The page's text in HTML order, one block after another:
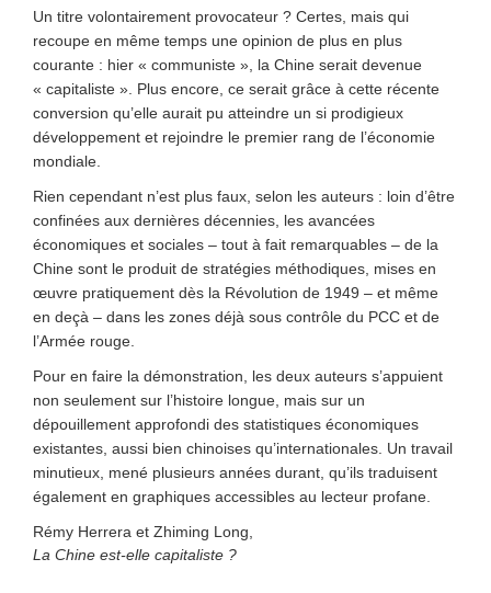
Un titre volontairement provocateur ? Certes, mais qui
recoupe en même temps une opinion de plus en plus
courante : hier « communiste », la Chine serait devenue
« capitaliste ». Plus encore, ce serait grâce à cette récente
conversion qu’elle aurait pu atteindre un si prodigieux
développement et rejoindre le premier rang de l’économie
mondiale.
Rien cependant n’est plus faux, selon les auteurs : loin d’être
confinées aux dernières décennies, les avancées
économiques et sociales – tout à fait remarquables – de la
Chine sont le produit de stratégies méthodiques, mises en
œuvre pratiquement dès la Révolution de 1949 – et même
en deçà – dans les zones déjà sous contrôle du PCC et de
l’Armée rouge.
Pour en faire la démonstration, les deux auteurs s’appuient
non seulement sur l’histoire longue, mais sur un
dépouillement approfondi des statistiques économiques
existantes, aussi bien chinoises qu’internationales. Un travail
minutieux, mené plusieurs années durant, qu’ils traduisent
également en graphiques accessibles au lecteur profane.
Rémy Herrera et Zhiming Long,
La Chine est-elle capitaliste ?